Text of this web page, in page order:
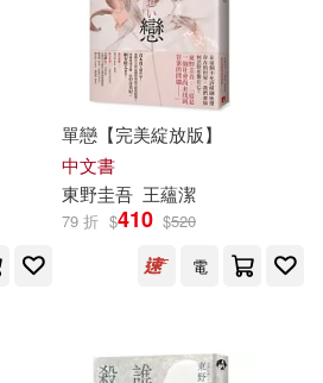
單戀【完美綻放版】
中文書
東野圭吾 王蘊潔
79 折 $410 $520
電